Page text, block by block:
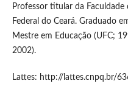
Professor titular da Faculdade
Federal do Ceará. Graduado
Mestre em Educação (UFC;
2002).
Lattes: http://lattes.cnpq.br/